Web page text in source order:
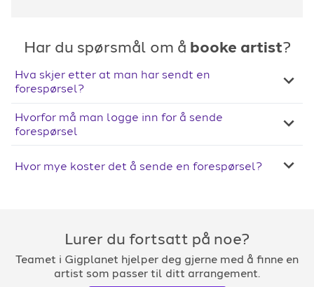
Har du spørsmål om å booke artist?
Hva skjer etter at man har sendt en
forespørsel?
Hvorfor må man logge inn for å sende
forespørsel
Hvor mye koster det å sende en forespørsel?
Lurer du fortsatt på noe?
Teamet i Gigplanet hjelper deg gjerne med å finne en
artist som passer til ditt arrangement.